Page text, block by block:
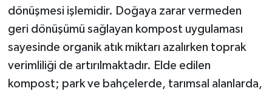
dönüşmesi işlemidir. Doğaya zarar vermeden
geri dönüşümü sağlayan kompost uygulaması
sayesinde organik atık miktarı azalırken toprak
verimliliği de artırılmaktadır. Elde edilen
kompost; park ve bahçelerde, tarımsal alanlarda,